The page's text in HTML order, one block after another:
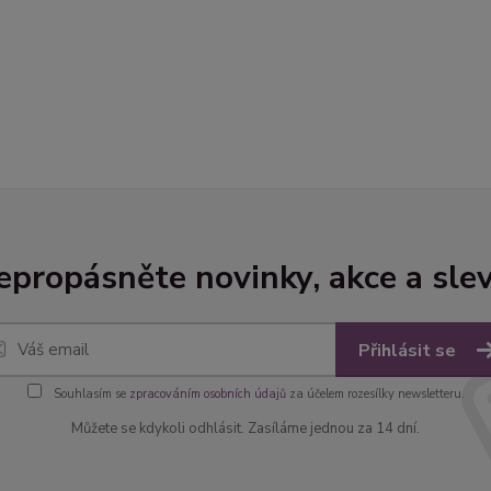
novinky, akce a
Přihlásit se
Souhlasím se zpracováním osobních údajůza účelem rozesílky newsletteru.
Můžete se kdykoli odhlásit. Zasíláme jednou za 14 dní.